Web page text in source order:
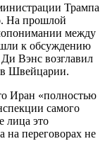
Трампа
На прошлой
между
к обсуждению
Вэнс возглавил
в Швейцарии.
Иран «полностью
самого
лица это
на переговорах не